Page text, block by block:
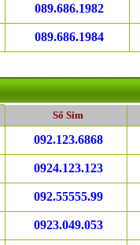
089.686.1982
089.686.1984
Số Sim
092.123.6868
0924.123.123
092.55555.99
0923.049.053